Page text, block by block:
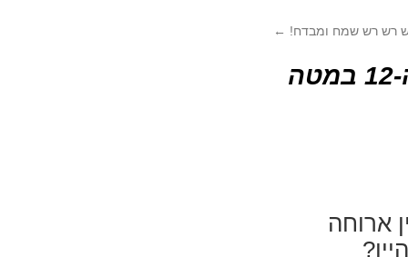
רש רש שמח ומבדח! ←
פסטיבל האוכל הכפרי ה-12 במטה
ארוחה